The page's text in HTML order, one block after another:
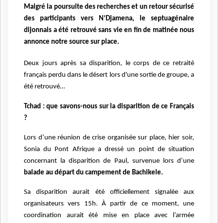
Malgré la poursuite des recherches et un retour sécurisé
des participants vers N’Djamena, le septuagénaire
dijonnais a été retrouvé sans vie en fin de matinée nous
annonce notre source sur place.
Deux jours après sa disparition, le corps de ce retraité
français perdu dans le désert lors d'une sortie de groupe, a
été retrouvé…
Tchad : que savons-nous sur la disparition de ce Français
?
Lors d’une réunion de crise organisée sur place, hier soir,
Sonia du Pont Afrique a dressé un point de situation
concernant la disparition de Paul, survenue lors d’une
balade au départ du campement de Bachikele.
Sa disparition aurait été officiellement signalée aux
organisateurs vers 15h. À partir de ce moment, une
coordination aurait été mise en place avec l’armée